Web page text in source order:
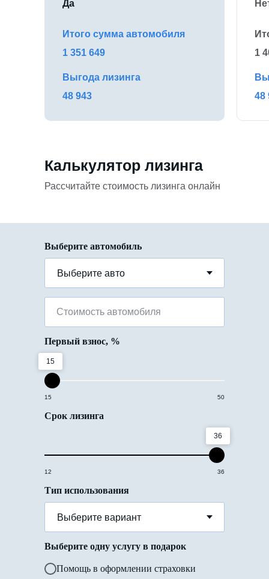
Да
Итого сумма автомобиля
1 351 649
Выгода лизинга
48 943
1
48
Калькулятор лизинга
Рассчитайте стоимость лизинга онлайн
Выберите автомобиль
Стоимость автомобиля
Первый взнос, %
15
15 50
Срок лизинга
36
12 36
Тип использования
Выберите одну услугу в подарок
Помощь в оформлении страховки